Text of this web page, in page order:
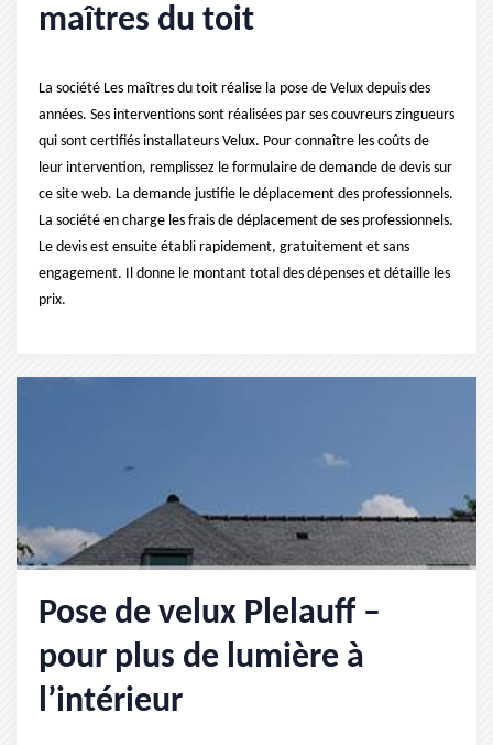
maîtres du toit
La société Les maîtres du toit réalise la pose de Velux depuis des
années. Ses interventions sont réalisées par ses couvreurs zingueurs
qui sont certifiés installateurs Velux. Pour connaître les coûts de
leur intervention, remplissez le formulaire de demande de devis sur
ce site web. La demande justifie le déplacement des professionnels.
La société en charge les frais de déplacement de ses professionnels.
Le devis est ensuite établi rapidement, gratuitement et sans
engagement. Il donne le montant total des dépenses et détaille les
prix.
Pose de velux Plelauff –
pour plus de lumière à
l’intérieur